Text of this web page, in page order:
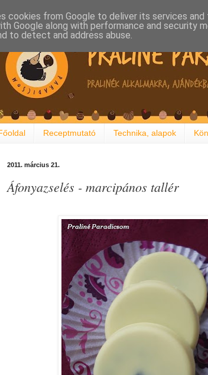
Receptmutató Technika, alapok
2011. március 21.
Áfonyazselés - marcipános tallér
cookies from Google to deliver its services
Google along with performance and security
to detect and address abuse.